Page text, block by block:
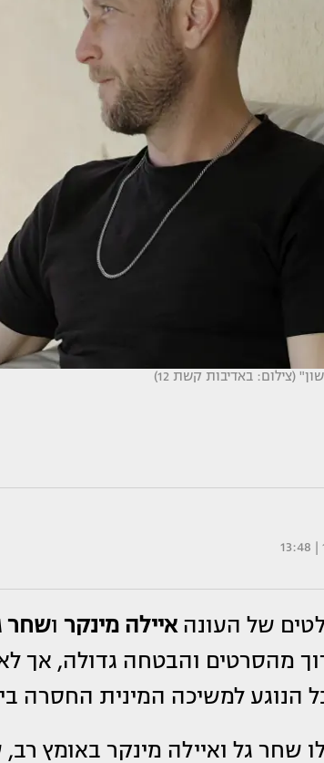
(צילום: באדיבות קשת 12)
של העונהאיילה מינקר ושחר
מהסרטים והבטחה גדולה, אך
הנוגע למשיכה המינית החסרה
שחר גל ואיילה מינקר באומץ